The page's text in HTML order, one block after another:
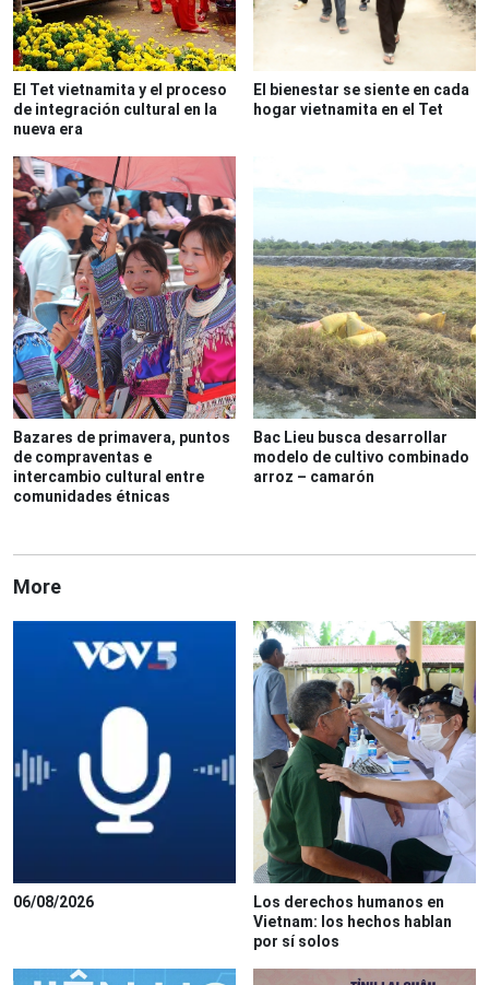
El Tet vietnamita y el proceso
de integración cultural en la
nueva era
El bienestar se siente en cada
hogar vietnamita en el Tet
Bazares de primavera, puntos
de compraventas e
intercambio cultural entre
comunidades étnicas
Bac Lieu busca desarrollar
modelo de cultivo combinado
arroz – camarón
More
06/08/2026
Los derechos humanos en
Vietnam: los hechos hablan
por sí solos